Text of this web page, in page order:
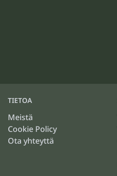
TIETOA
Meistä
Cookie Policy
Ota yhteyttä